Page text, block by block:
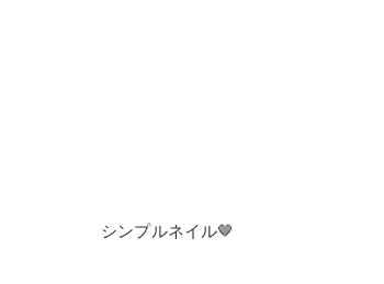
シンプルネイル🤎